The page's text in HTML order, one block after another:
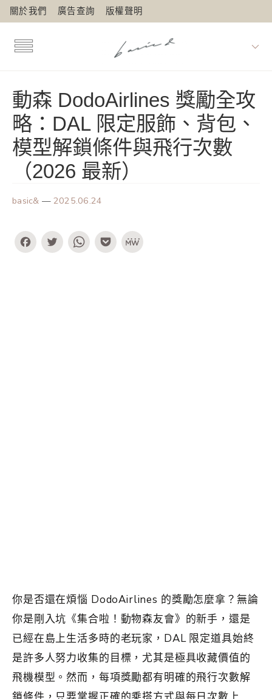
關於我們 廣告查詢 版權聲明
動森 DodoAirlines 獎勵全攻
略：DAL 限定服飾、背包、
模型解鎖條件與飛行次數
（2026 最新）
basic& — 2025.06.24
FacebookTwitterWhatsApp
Pocket
你是否還在煩惱 DodoAirlines 的獎勵怎麼拿？無論
你是剛入坑《集合啦！動物森友會》的新手，還是
已經在島上生活多時的老玩家，DAL 限定道具始終
是許多人努力收集的目標，尤其是極具收藏價值的
飛機模型。然而，每項獎勵都有明確的飛行次數解